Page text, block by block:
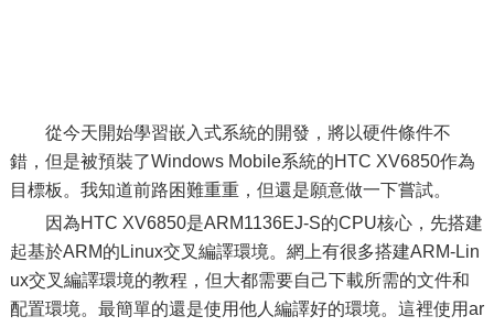
從今天開始學習嵌入式系統的開發，將以硬件條件不
錯，但是被預裝了Windows Mobile系統的HTC XV6850作為
目標板。我知道前路困難重重，但還是願意做一下嘗試。
因為HTC XV6850是ARM1136EJ-S的CPU核心，先搭建
起基於ARM的Linux交叉編譯環境。網上有很多搭建ARM-Lin
ux交叉編譯環境的教程，但大都需要自己下載所需的文件和
配置環境。最簡單的還是使用他人編譯好的環境。這裡使用ar